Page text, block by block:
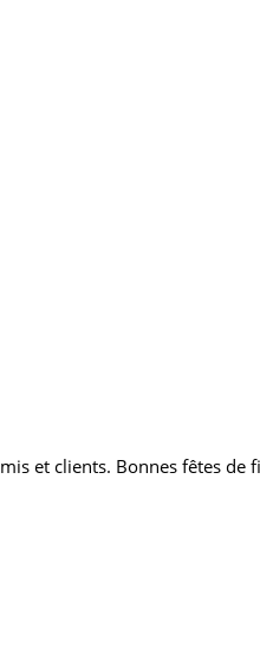
et clients. Bonnes fêtes de